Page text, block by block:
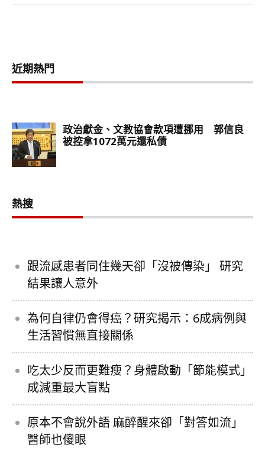
近期熱門
熱搜
跟流感患者同住幾天卻「沒被傳染」 研究
結果讓人意外
為何自律仍會得癌？研究揭示：6成病例與
生活習慣無直接關係
吃太少反而更難瘦？身體啟動「節能模式」
成減重最大盲點
原本不會說外語 麻醉醒來卻「對答如流」
醫師也傻眼